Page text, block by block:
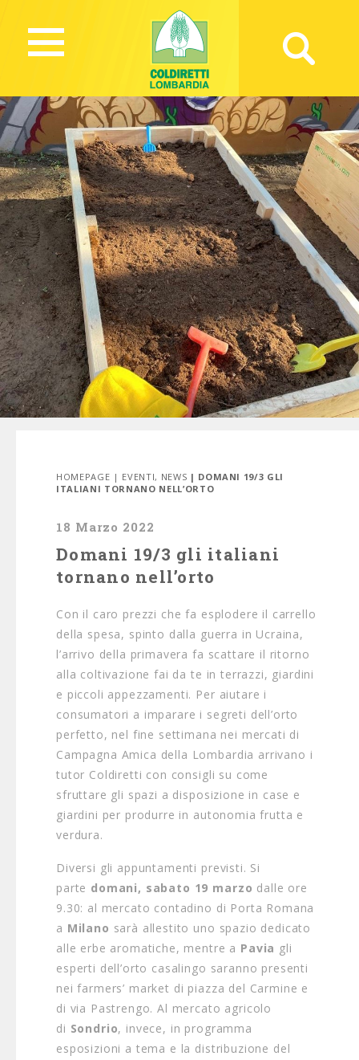
HOMEPAGE | EVENTI, NEWS | DOMANI 19/3 GLI
ITALIANI TORNANO NELL’ORTO
18 Marzo 2022
Domani 19/3 gli italiani
tornano nell’orto
Con il caro prezzi che fa esplodere il carrello
della spesa, spinto dalla guerra in Ucraina,
l’arrivo della primavera fa scattare il ritorno
alla coltivazione fai da te in terrazzi, giardini
e piccoli appezzamenti. Per aiutare i
consumatori a imparare i segreti dell’orto
perfetto, nel fine settimana nei mercati di
Campagna Amica della Lombardia arrivano i
tutor Coldiretti con consigli su come
sfruttare gli spazi a disposizione in case e
giardini per produrre in autonomia frutta e
verdura.
Diversi gli appuntamenti previsti. Si
parte domani, sabato 19 marzo dalle ore
9.30: al mercato contadino di Porta Romana
a Milano sarà allestito uno spazio dedicato
alle erbe aromatiche, mentre a Pavia gli
esperti dell’orto casalingo saranno presenti
nei farmers’ market di piazza del Carmine e
di via Pastrengo. Al mercato agricolo
di Sondrio, invece, in programma
esposizioni a tema e la distribuzione del